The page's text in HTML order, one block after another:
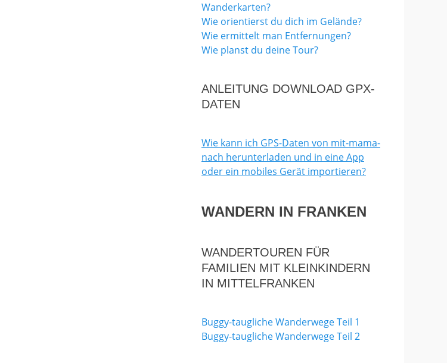
Wanderkarten?
Wie orientierst du dich im Gelände?
Wie ermittelt man Entfernungen?
Wie planst du deine Tour?
ANLEITUNG DOWNLOAD GPX-
DATEN
Wie kann ich GPS-Daten von mit-mama-
nach herunterladen und in eine App
oder ein mobiles Gerät importieren?
WANDERN IN FRANKEN
WANDERTOUREN FÜR
FAMILIEN MIT KLEINKINDERN
IN MITTELFRANKEN
Buggy-taugliche Wanderwege Teil 1
Buggy-taugliche Wanderwege Teil 2